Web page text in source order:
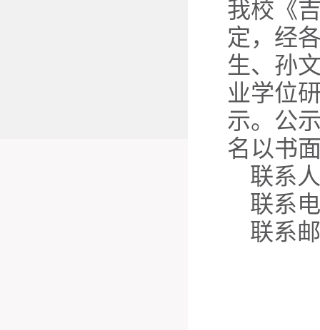
我校《
定，经
生、孙
业学位
示。公
名以书
联系
联系
联系